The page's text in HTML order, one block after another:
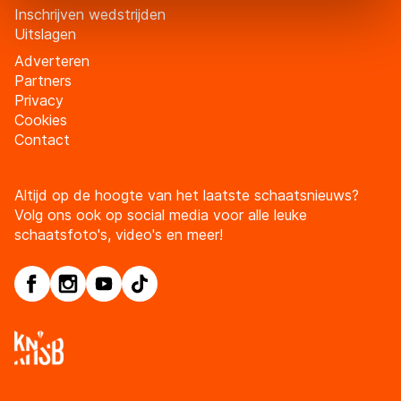
Door op ‘Toestaan’ te klikken, stemt u in met deze
overdracht. Meer informatie vindt u in ons
Inschrijven wedstrijden
Uitslagen
Adverteren
Partners
Privacy
Cookies
Contact
Altijd op de hoogte van het laatste schaatsnieuws?
Volg ons ook op social media voor alle leuke
schaatsfoto's, video's en meer!